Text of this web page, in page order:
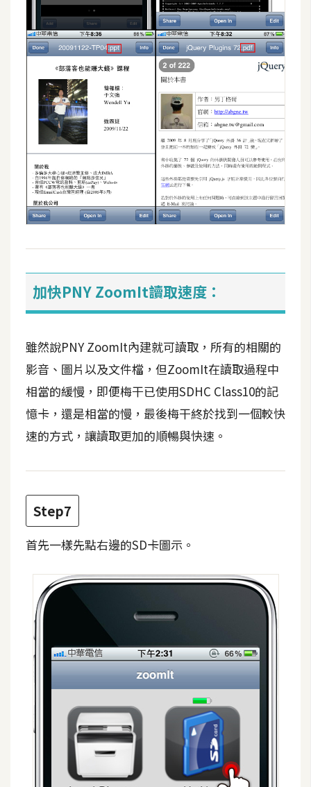
加快PNY ZoomIt讀取速度：
雖然說PNY ZoomIt內建就可讀取，所有的相關的
影音、圖片以及文件檔，但ZoomIt在讀取過程中
相當的緩慢，即便梅干已使用SDHC Class10的記
憶卡，還是相當的慢，最後梅干終於找到一個較快
速的方式，讓讀取更加的順暢與快速。
Step7
首先一樣先點右邊的SD卡圖示。